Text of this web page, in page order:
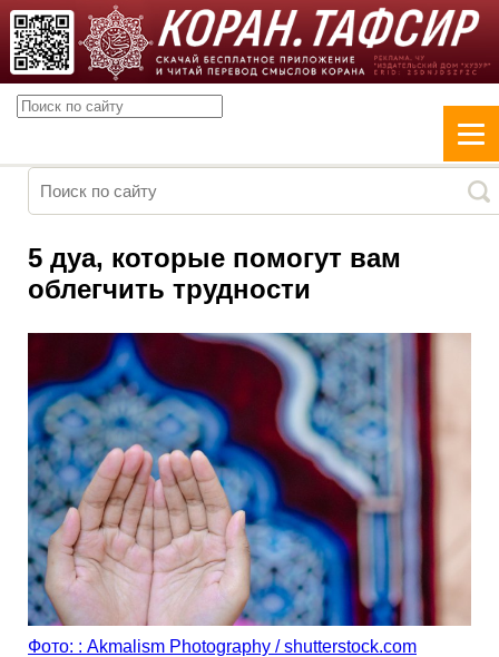
5 дуа, которые помогут вам
облегчить трудности
Фото: : Akmalism Photography / shutterstock.com